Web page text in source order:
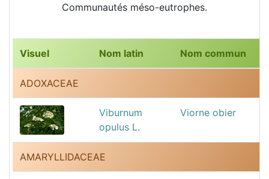
Communautés méso-eutrophes.
Visuel Nom latin Nom commun
ADOXACEAE
Viburnum
opulus L.
Viorne obier
AMARYLLIDACEAE